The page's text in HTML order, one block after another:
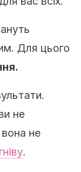
Для цього
не
не
гніву.